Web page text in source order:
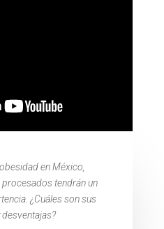
en México,
tendrán un
¿Cuáles son sus
desventajas?